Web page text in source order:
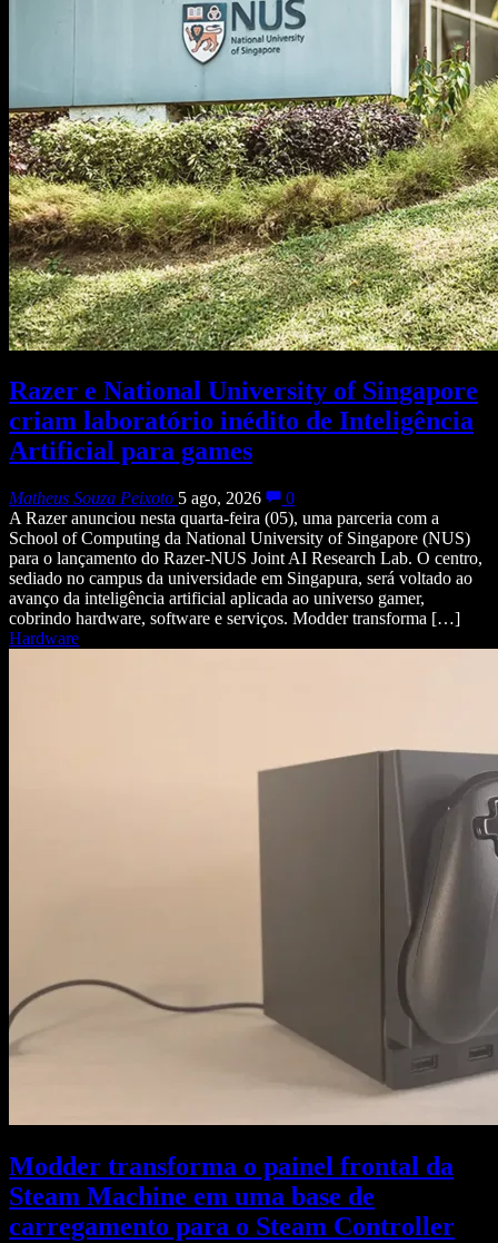
Razer e National University of Singapore
criam laboratório inédito de Inteligência
Artificial para games
Matheus Souza Peixoto 5 ago, 2026
0
A Razer anunciou nesta quarta-feira (05), uma parceria com a
School of Computing da National University of Singapore (NUS)
para o lançamento do Razer-NUS Joint AI Research Lab. O centro,
sediado no campus da universidade em Singapura, será voltado ao
avanço da inteligência artificial aplicada ao universo gamer,
cobrindo hardware, software e serviços. Modder transforma […]
Hardware
Modder transforma o painel frontal da
Steam Machine em uma base de
carregamento para o Steam Controller